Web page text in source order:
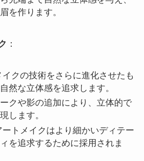
を作ります。
：
クの技術をさらに進化させたも
然な立体感を追求します。
クや影の追加により、立体的で
します。
トメイクはより細かいディテー
を追求するために採用されま